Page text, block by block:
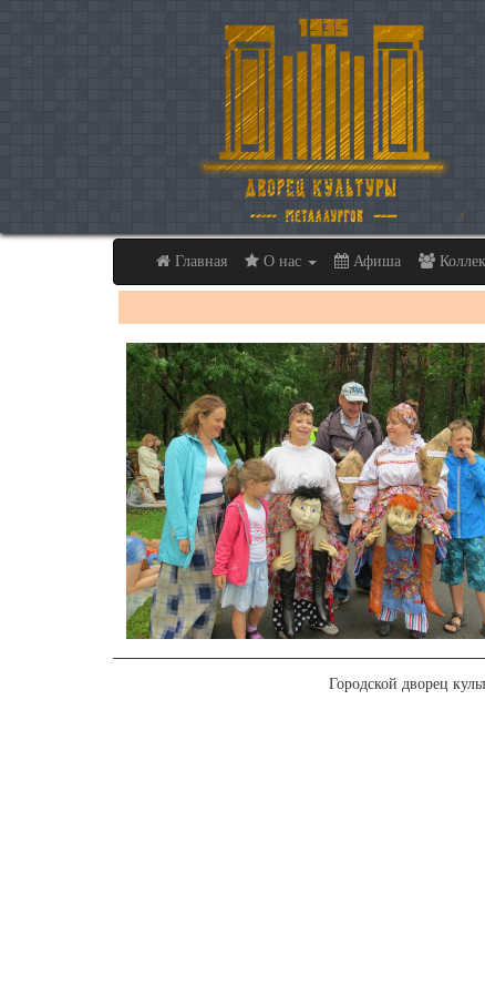
Главная О нас Афиша
Городской дворец